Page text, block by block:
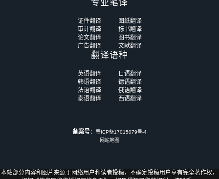
专业笔译
证件翻译
图纸翻译
审计翻译
标书翻译
论文翻译
图书翻译
广告翻译
文献翻译
翻译语种
英语翻译
日语翻译
韩语翻译
德语翻译
法语翻译
俄语翻译
泰语翻译
西语翻译
备案号：
蜀ICP备17015079号-4
网站地图
本站部分内容和图片来源于网络用户和读者投稿，不确定投稿用户享有完全著作权，